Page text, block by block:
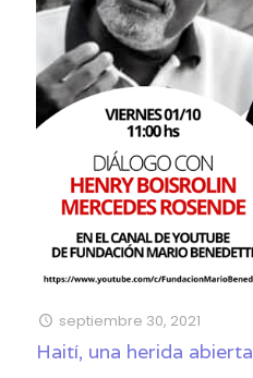
septiembre 30, 2021
Haití, una herida abierta